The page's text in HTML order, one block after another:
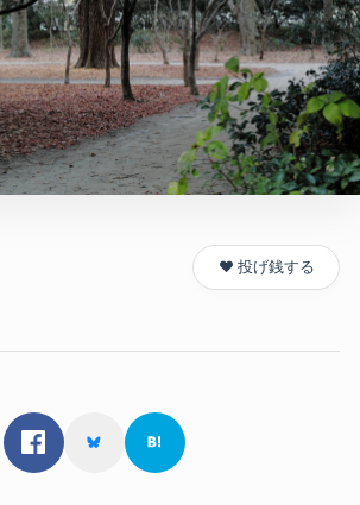
❤️ 投げ銭する